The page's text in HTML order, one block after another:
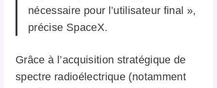
nécessaire pour l’utilisateur final »,
précise SpaceX.
Grâce à l’acquisition stratégique de
spectre radioélectrique (notamment